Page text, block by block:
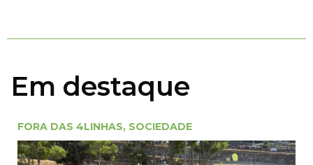
Em destaque
FORA DAS 4LINHAS, SOCIEDADE